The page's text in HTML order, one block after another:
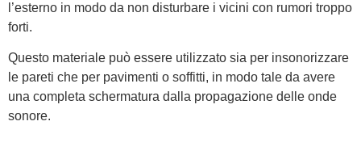
l’esterno in modo da non disturbare i vicini con rumori troppo
forti.
Questo materiale può essere utilizzato sia per insonorizzare
le pareti che per pavimenti o soffitti, in modo tale da avere
una completa schermatura dalla propagazione delle onde
sonore.